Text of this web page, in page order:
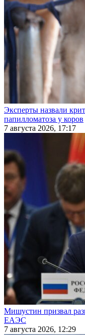
Эксперты назвали
папилломатоза у коров
7 августа 2026, 17:17
Мишустин призвал
ЕАЭС
7 августа 2026, 12:29